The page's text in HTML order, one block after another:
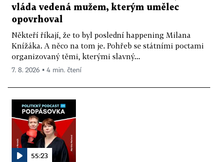
vláda vedená mužem, kterým umělec
opovrhoval
Někteří říkají, že to byl poslední happening Milana
Knížáka. A něco na tom je. Pohřeb se státními poctami
organizovaný těmi, kterými slavný...
7. 8. 2026 ▪ 4 min. čtení
55:23